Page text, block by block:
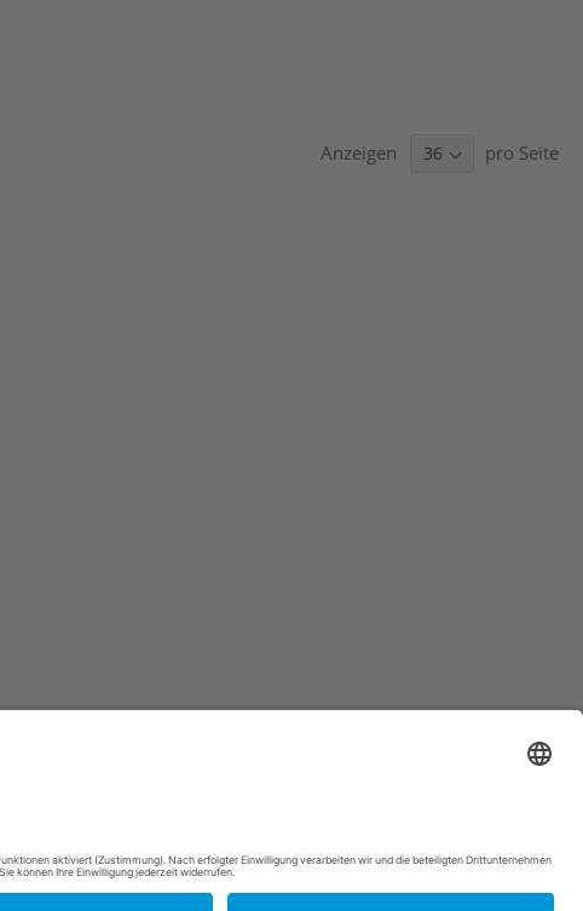
Anzeigen pro Seite